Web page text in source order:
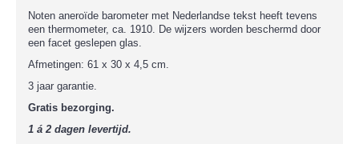
Noten aneroïde barometer met Nederlandse tekst heeft tevens
een thermometer, ca. 1910. De wijzers worden beschermd door
een facet geslepen glas.
Afmetingen: 61 x 30 x 4,5 cm.
3 jaar garantie.
Gratis bezorging.
1 á 2 dagen levertijd.